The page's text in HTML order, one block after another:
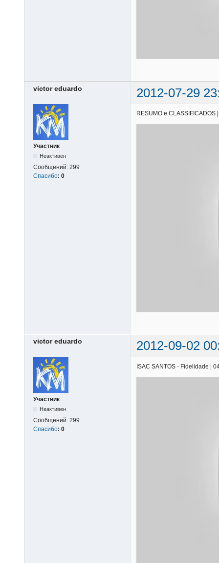
victor eduardo 2012-07-29
Участник
Неактивен
Сообщений: 299
Спасибо: 0
RESUMO e
victor eduardo 2012-09-02
Участник
Неактивен
Сообщений: 299
Спасибо: 0
ISAC SANTOS - Fidelidade |